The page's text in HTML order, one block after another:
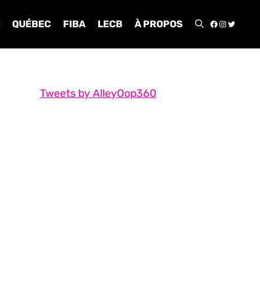
QUÉBEC FIBA LECB À PROPOS
Tweets by AlleyOop360